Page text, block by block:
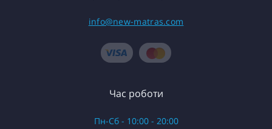
info@new-matras.com
Час роботи
Пн-Сб - 10:00 - 20:00